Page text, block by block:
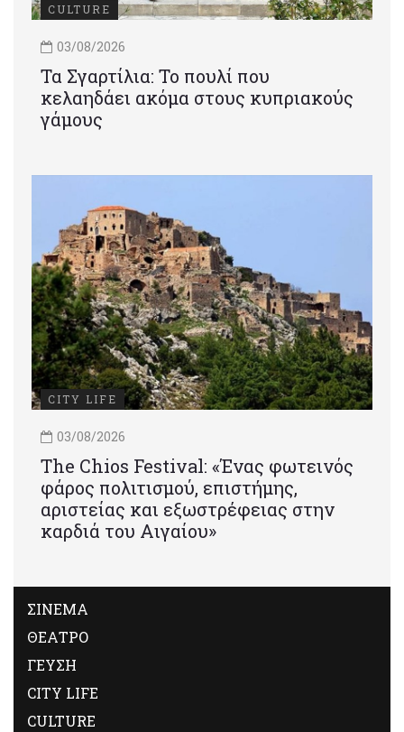
CULTURE
03/08/2026
Τα Σγαρτίλια: Το πουλί που
κελαηδάει ακόμα στους κυπριακούς
γάμους
CITY LIFE
03/08/2026
Τhe Chios Festival: «Ένας φωτεινός
φάρος πολιτισμού, επιστήμης,
αριστείας και εξωστρέφειας στην
καρδιά του Αιγαίου»
ΣΙΝΕΜΑ
ΘΕΑΤΡΟ
ΓΕΥΣΗ
CITY LIFE
CULTURE